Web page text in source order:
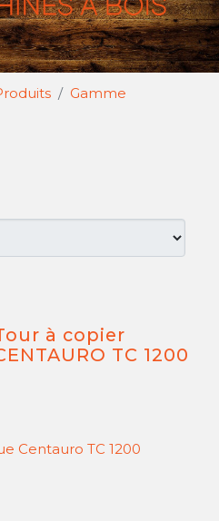
Gamme
à copier
TC 1200
Centauro TC 1200